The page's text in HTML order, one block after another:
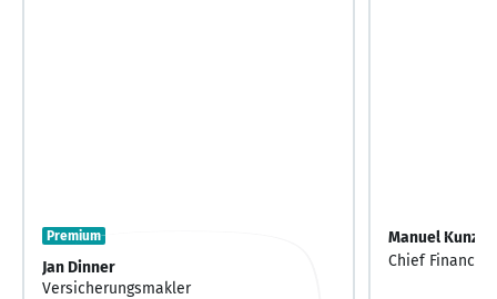
Premium
Jan Dinner
Versicherungsmakler
Manuel Kunz
Chief